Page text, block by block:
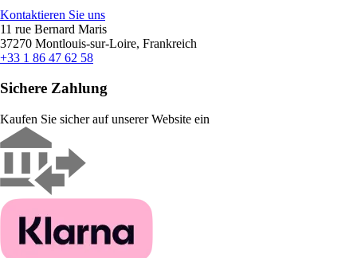
Kontaktieren Sie uns
11 rue Bernard Maris
37270 Montlouis-sur-Loire, Frankreich
+33 1 86 47 62 58
Sichere Zahlung
Kaufen Sie sicher auf unserer Website ein